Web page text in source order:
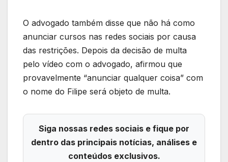
O advogado também disse que não há como
anunciar cursos nas redes sociais por causa
das restrições. Depois da decisão de multa
pelo vídeo com o advogado, afirmou que
provavelmente “anunciar qualquer coisa” com
o nome do Filipe será objeto de multa.
Siga nossas redes sociais e fique por
dentro das principais notícias, análises e
conteúdos exclusivos.